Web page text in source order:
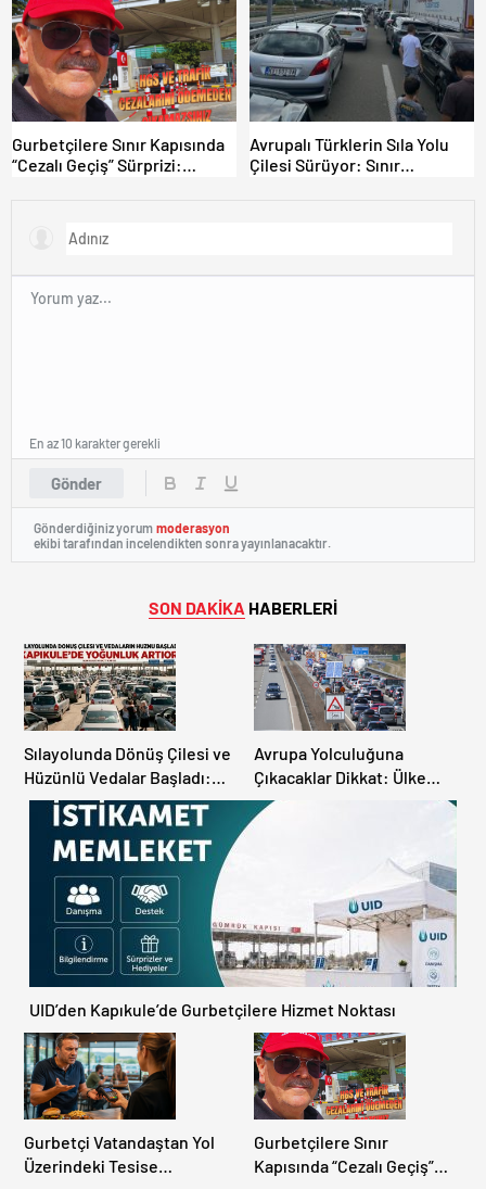
Edin”
Gurbetçilere Sınır Kapısında
“Cezalı Geçiş” Sürprizi:
Avrupalı Türklerin Sıla Yolu
Çilesi Sürüyor: Sınır
Gönder
En az 10 karakter gerekli
Gönderdiğiniz yorum moderasyon
ekibi tarafından incelendikten sonra yayınlanacaktır.
SON DAKİKA HABERLERİ
Sılayolunda Dönüş Çilesi ve
Hüzünlü Vedalar Başladı:
Kapıkule’de Yoğunluk
Artıyor!
Avrupa Yolculuğuna
Çıkacaklar Dikkat: Ülke
Ülke Güncel Trafik Kuralları,
Avrupa Otoyol Hız Limitleri
UID’den Kapıkule’de Gurbetçilere Hizmet Noktası
Gurbetçi Vatandaştan Yol
Üzerindeki Tesise
Gurbetçilere Sınır
Kapısında “Cezalı Geçiş”